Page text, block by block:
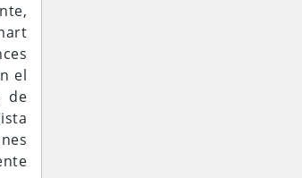
un
el
de